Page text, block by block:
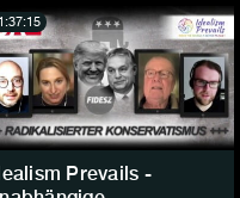
Prevails -